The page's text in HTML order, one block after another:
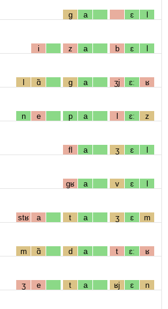
g a ɛ l
i z a b ɛ l
l ɑ̃ g a ʒj ɛː ʁ
n e p a l ɛː z
fl a ʒ ɛ l
gʁ a v ɛ l
stʁ a t a ʒ ɛ m
m ɑ̃ d a t ɛː ʁ
ʒ e t a ʁj ɛ n